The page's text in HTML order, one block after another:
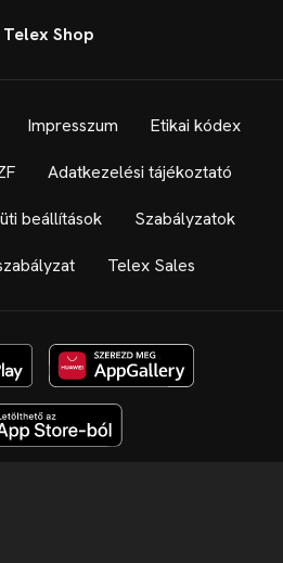
Telex Shop
Impresszum Etikai kódex
Adatkezelési tájékoztató
beállítások Szabályzatok
Telex Sales